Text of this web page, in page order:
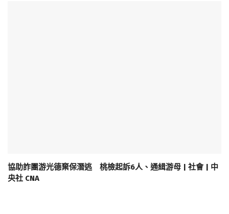
協助詐團游光德棄保潛逃 桃檢起訴6人、通緝游母 | 社會 | 中
央社 CNA